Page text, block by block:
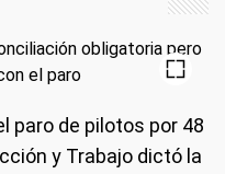
paro de pilotos por 48
y Trabajo dictó la